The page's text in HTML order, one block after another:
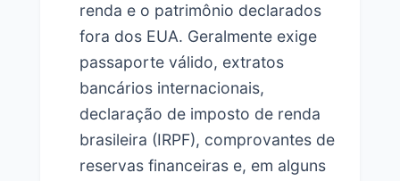
renda e o patrimônio declarados
fora dos EUA. Geralmente exige
passaporte válido, extratos
bancários internacionais,
declaração de imposto de renda
brasileira (IRPF), comprovantes de
reservas financeiras e, em alguns